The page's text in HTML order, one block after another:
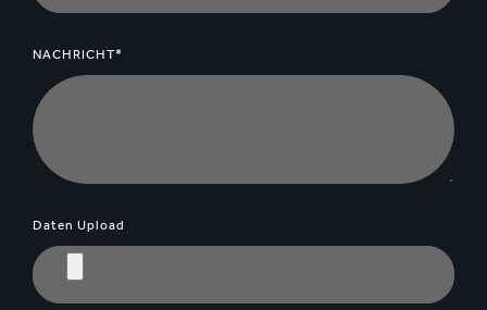
NACHRICHT*
Daten Upload